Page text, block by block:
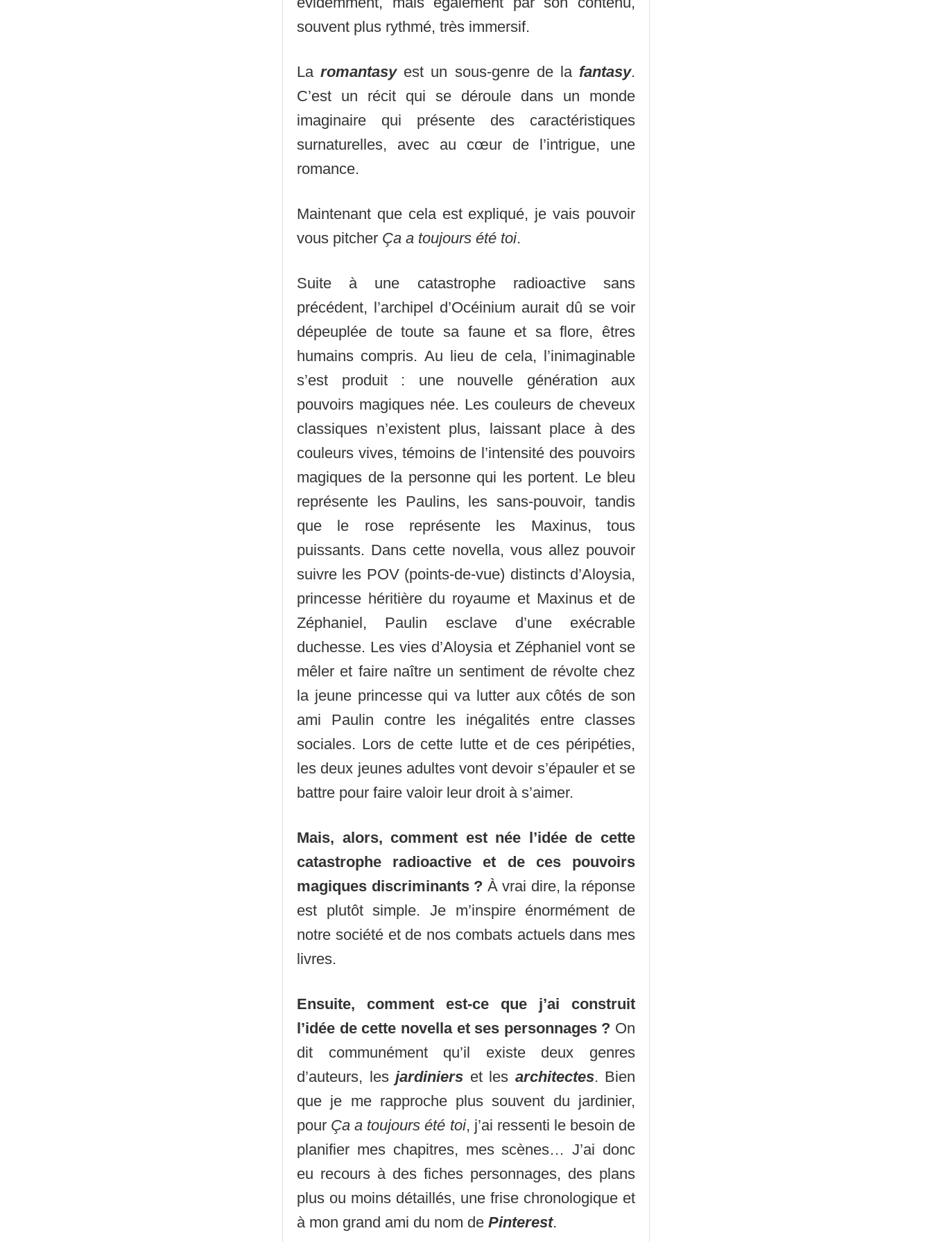
souvent plus rythmé, très immersif.
Laromantasy est un sous-genre de la fantasy.
C’est un récit qui se déroule dans un monde
imaginaire qui présente des caractéristiques
surnaturelles, avec au cœur de l’intrigue, une
romance.
Maintenant que cela est expliqué, je vais pouvoir
vous pitcher Ça a toujours été toi.
Suite à une catastrophe radioactive sans
précédent, l’archipel d’Océinium aurait dû se voir
dépeuplée de toute sa faune et sa flore, êtres
humains compris. Au lieu de cela, l’inimaginable
s’est produit : une nouvelle génération aux
pouvoirs magiques née. Les couleurs de cheveux
classiques n’existent plus, laissant place à des
couleurs vives, témoins de l’intensité des pouvoirs
magiques de la personne qui les portent. Le bleu
représente les Paulins, les sans-pouvoir, tandis
que le rose représente les Maxinus, tous
puissants. Dans cette novella, vous allez pouvoir
suivre les POV (points-de-vue) distincts d’Aloysia,
princesse héritière du royaume et Maxinus et de
Zéphaniel, Paulin esclave d’une exécrable
duchesse. Les vies d’Aloysia et Zéphaniel vont se
mêler et faire naître un sentiment de révolte chez
la jeune princesse qui va lutter aux côtés de son
ami Paulin contre les inégalités entre classes
sociales. Lors de cette lutte et de ces péripéties,
les deux jeunes adultes vont devoir s’épauler et se
battre pour faire valoir leur droit à s’aimer.
Mais, alors, comment est née l’idée de cette
catastrophe radioactive et de ces pouvoirs
magiques discriminants ? À vrai dire, la réponse
est plutôt simple. Je m’inspire énormément de
notre société et de nos combats actuels dans mes
livres.
Ensuite, comment est-ce que j’ai construit
l’idée de cette novella et ses personnages ? On
dit communément qu’il existe deux genres
d’auteurs, les jardiniers et les architectes. Bien
que je me rapproche plus souvent du jardinier,
pour Ça a toujours été toi, j’ai ressenti le besoin de
planifier mes chapitres, mes scènes… J’ai donc
eu recours à des fiches personnages, des plans
plus ou moins détaillés, une frise chronologique et
à mon grand ami du nom de Pinterest.